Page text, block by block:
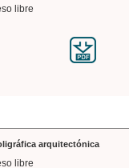
libre
arquitectónica
libre